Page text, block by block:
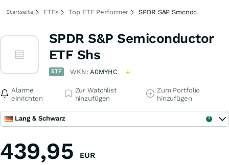
Startseite ETFs Top ETF Performer SPDR S&P Smcndc
SPDR S&P Semiconductor
ETF Shs
ETF WKN:A0MYHC
Alarme
einrichten
Zur Watchlist
hinzufügen
Zum Portfolio
hinzufügen
Lang & Schwarz
439,95 EUR